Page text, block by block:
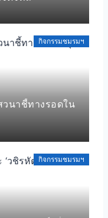
กิจกรรมชมรมฯ
วนาชี้ทางรอดใน
กิจกรรมชมรมฯ